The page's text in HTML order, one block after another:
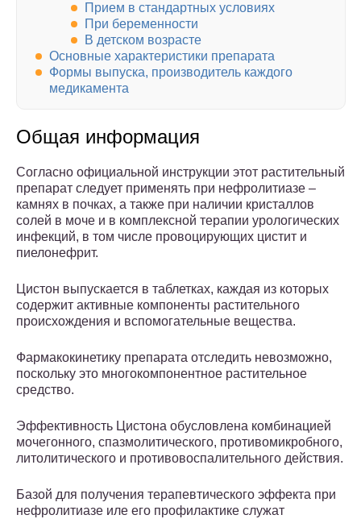
Прием в стандартных условиях
При беременности
В детском возрасте
Основные характеристики препарата
Формы выпуска, производитель каждого
медикамента
Общая информация
Согласно официальной инструкции этот растительный
препарат следует применять при нефролитиазе –
камнях в почках, а также при наличии кристаллов
солей в моче и в комплексной терапии урологических
инфекций, в том числе провоцирующих цистит и
пиелонефрит.
Цистон выпускается в таблетках, каждая из которых
содержит активные компоненты растительного
происхождения и вспомогательные вещества.
Фармакокинетику препарата отследить невозможно,
поскольку это многокомпонентное растительное
средство.
Эффективность Цистона обусловлена комбинацией
мочегонного, спазмолитического, противомикробного,
литолитического и противовоспалительного действия.
Базой для получения терапевтического эффекта при
нефролитиазе иле его профилактике служат